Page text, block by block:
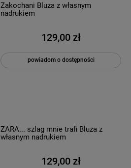
Zakochani Bluza z własnym
nadrukiem
129,00 zł
powiadom o dostępności
ZARA... szlag mnie trafi Bluza z
własnym nadrukiem
129,00 zł